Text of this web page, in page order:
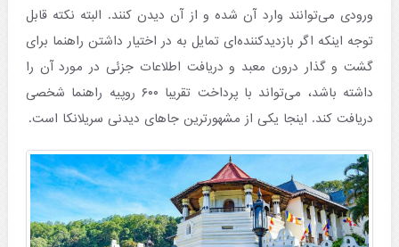
ورودی می‌توانند وارد آن شده و از آن دیدن کنند. البته نکته قابل
توجه اینکه اگر بازدیدکننده‌ای تمایل به در اختیار داشتن راهنما برای
گشت و گذار درون معبد و دریافت اطلاعات جزئی در مورد آن را
داشته باشد، می‌تواند با پرداخت تقریبا ۶۰۰ روپیه راهنما شخصی
دریافت کند. اینجا یکی از مشهورترین جاهای دیدنی سریلانکا است.